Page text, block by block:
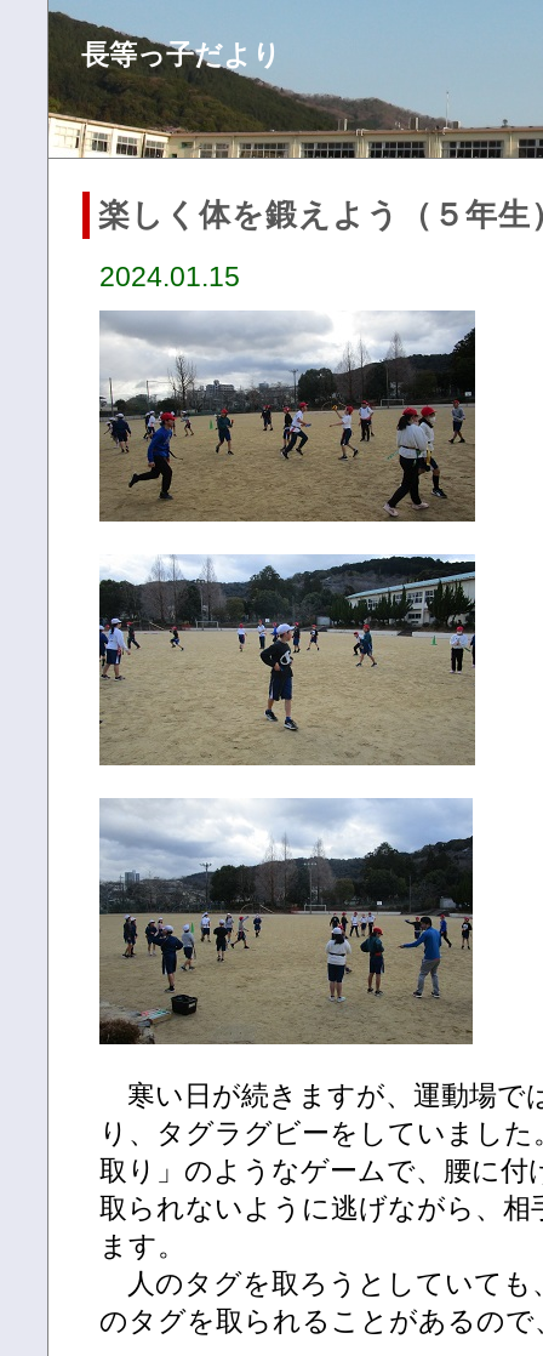
長等っ子だより
楽しく体を鍛えよう（５年生
2024.01.15
寒い日が続きますが、運動場で
り、タグラグビーをしていまし
取り」のようなゲームで、腰に
取られないように逃げながら、
ます。
人のタグを取ろうとしていても
のタグを取られることがあるの